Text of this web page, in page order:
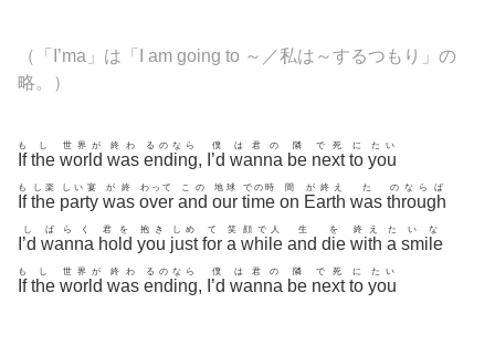
（「I’ma」は「I am going to ～／私は～するつもり」の
略。）
If
も
the
し
world
世界が
was
終わ
ending
るのなら
, I’d
僕
wanna
は君の
be
隣
next
で死
to
に
you
たい
If
も
the
し楽
party
しい宴
was
が終
over
わって
and
この
our
地球
time
での時
on
間
Earth
が終え
was
た
through
のならば
I’d
し
wanna
ばらく
hold
君を
you
抱き
just
しめ
for
て
a
笑
while
顔で人
and
生
die
を
with
終え
a
た
smile
いな
If
も
the
し
world
世界が
was
終わ
ending
るのなら
, I’d
僕
wanna
は君の
be
隣
next
で死
to
に
you
たい